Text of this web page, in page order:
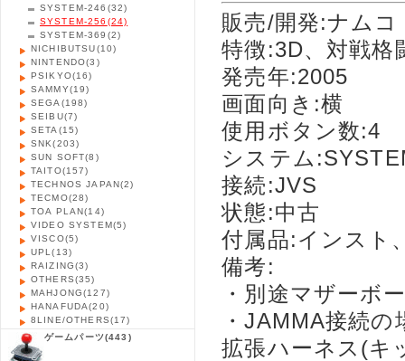
SYSTEM-246 (32)
SYSTEM-256 (24)
SYSTEM-369 (2)
NICHIBUTSU(10)
NINTENDO(3)
PSIKYO(16)
SAMMY(19)
SEGA (198)
SEIBU(7)
SETA (15)
SNK(203)
SUN SOFT(8)
TAITO(157)
TECHNOS JAPAN(2)
TECMO(28)
TOA PLAN(14)
VIDEO SYSTEM(5)
VISCO(5)
UPL(13)
RAIZING(3)
OTHERS(35)
MAHJONG(127)
HANAFUDA(20)
8LINE/OTHERS(17)
ゲームパーツ(443)
販売/開発:ナムコ
特徴:3D、対戦格
発売年:2005
画面向き:横
使用ボタン数:4
システム
接続:JVS
状態:中古
付属品:インスト
備考:
・別途マザーボ
・JAMMA接続
拡張ハーネス(キ